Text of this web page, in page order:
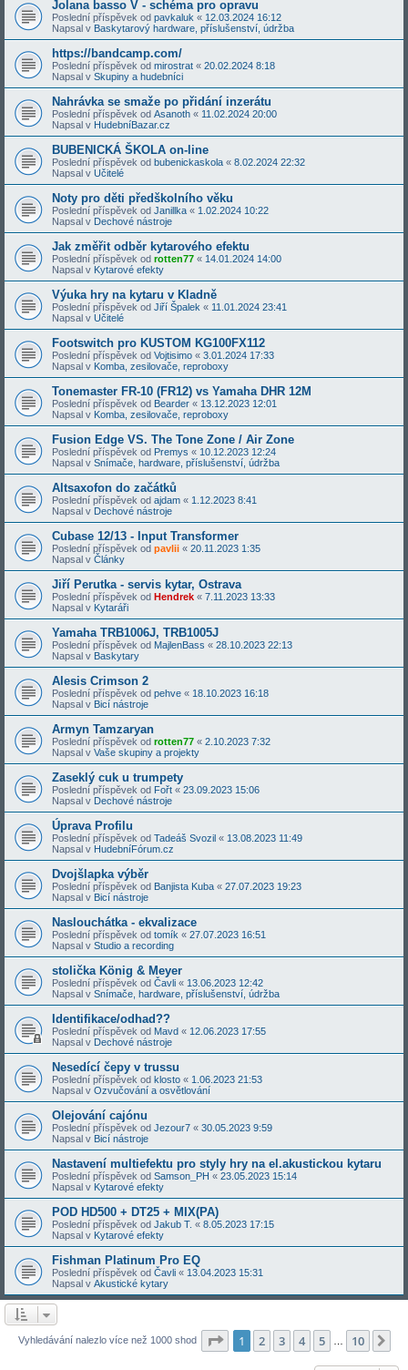
Jolana basso V - schéma pro opravu
Poslední příspěvek od pavkaluk « 12.03.2024 16:12
Napsal v Baskytarový hardware, příslušenství, údržba
https://bandcamp.com/
Poslední příspěvek od mirostrat « 20.02.2024 8:18
Napsal v Skupiny a hudebníci
Nahrávka se smaže po přidání inzerátu
Poslední příspěvek od Asanoth « 11.02.2024 20:00
Napsal v HudebníBazar.cz
BUBENICKÁ ŠKOLA on-line
Poslední příspěvek od bubenickaskola « 8.02.2024 22:32
Napsal v Učitelé
Noty pro děti předškolního věku
Poslední příspěvek od Janillka « 1.02.2024 10:22
Napsal v Dechové nástroje
Jak změřit odběr kytarového efektu
Poslední příspěvek od rotten77 « 14.01.2024 14:00
Napsal v Kytarové efekty
Výuka hry na kytaru v Kladně
Poslední příspěvek od Jiří Špalek « 11.01.2024 23:41
Napsal v Učitelé
Footswitch pro KUSTOM KG100FX112
Poslední příspěvek od Vojtisimo « 3.01.2024 17:33
Napsal v Komba, zesilovače, reproboxy
Tonemaster FR-10 (FR12) vs Yamaha DHR 12M
Poslední příspěvek od Bearder « 13.12.2023 12:01
Napsal v Komba, zesilovače, reproboxy
Fusion Edge VS. The Tone Zone / Air Zone
Poslední příspěvek od Premys « 10.12.2023 12:24
Napsal v Snímače, hardware, příslušenství, údržba
Altsaxofon do začátků
Poslední příspěvek od ajdam « 1.12.2023 8:41
Napsal v Dechové nástroje
Cubase 12/13 - Input Transformer
Poslední příspěvek od pavlii « 20.11.2023 1:35
Napsal v Články
Jiří Perutka - servis kytar, Ostrava
Poslední příspěvek od Hendrek « 7.11.2023 13:33
Napsal v Kytaráři
Yamaha TRB1006J, TRB1005J
Poslední příspěvek od MajlenBass « 28.10.2023 22:13
Napsal v Baskytary
Alesis Crimson 2
Poslední příspěvek od pehve « 18.10.2023 16:18
Napsal v Bicí nástroje
Armyn Tamzaryan
Poslední příspěvek od rotten77 « 2.10.2023 7:32
Napsal v Vaše skupiny a projekty
Zaseklý cuk u trumpety
Poslední příspěvek od Fořt « 23.09.2023 15:06
Napsal v Dechové nástroje
Úprava Profilu
Poslední příspěvek od Tadeáš Svozil « 13.08.2023 11:49
Napsal v HudebníFórum.cz
Dvojšlapka výběr
Poslední příspěvek od Banjista Kuba « 27.07.2023 19:23
Napsal v Bicí nástroje
Naslouchátka - ekvalizace
Poslední příspěvek od tomík « 27.07.2023 16:51
Napsal v Studio a recording
stolička König & Meyer
Poslední příspěvek od Čavli « 13.06.2023 12:42
Napsal v Snímače, hardware, příslušenství, údržba
Identifikace/odhad??
Poslední příspěvek od Mavd « 12.06.2023 17:55
Napsal v Dechové nástroje
Nesedící čepy v trussu
Poslední příspěvek od klosto « 1.06.2023 21:53
Napsal v Ozvučování a osvětlování
Olejování cajónu
Poslední příspěvek od Jezour7 « 30.05.2023 9:59
Napsal v Bicí nástroje
Nastavení multiefektu pro styly hry na el.akustickou kytaru
Poslední příspěvek od Samson_PH « 23.05.2023 15:14
Napsal v Kytarové efekty
POD HD500 + DT25 + MIX(PA)
Poslední příspěvek od Jakub T. « 8.05.2023 17:15
Napsal v Kytarové efekty
Fishman Platinum Pro EQ
Poslední příspěvek od Čavli « 13.04.2023 15:31
Napsal v Akustické kytary
Vyhledávání nalezlo více než 1000 shod Stránka z 10
1 2 3 4 5 10